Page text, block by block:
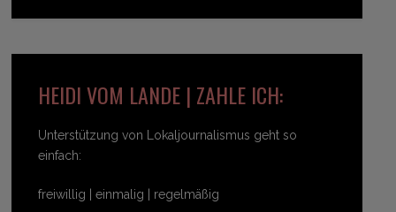
HEIDI VOM LANDE | ZAHLE ICH:
Unterstützung von Lokaljournalismus geht so
einfach:
freiwillig | einmalig | regelmäßig